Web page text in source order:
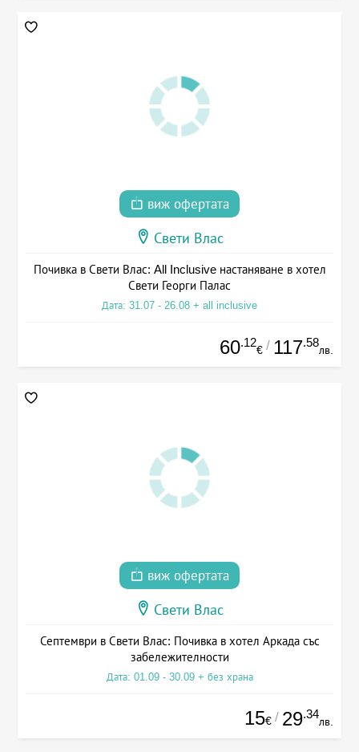
виж офертата
Свети Влас
Почивка в Свети Влас: All Inclusive настаняване в хотел
Свети Георги Палас
Дата: 31.07 - 26.08 + all inclusive
60.12
€ / 117.58
лв.
виж офертата
Свети Влас
Септември в Свети Влас: Почивка в хотел Аркада със
забележителности
Дата: 01.09 - 30.09 + без храна
15€ / 29.34
лв.